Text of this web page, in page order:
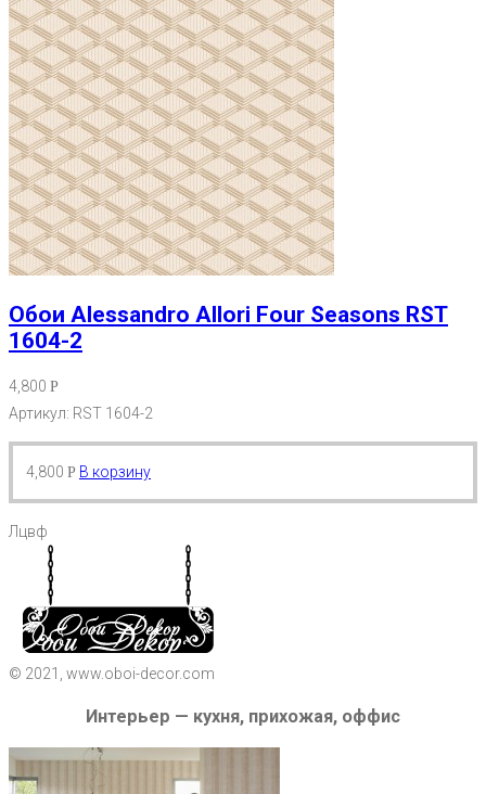
Обои Alessandro Allori Four Seasons RST
1604-2
4,800 Р
Артикул: RST 1604-2
4,800 Р В корзину
Лцвф
© 2021, www.oboi-decor.com
Интерьер — кухня, прихожая, оффис